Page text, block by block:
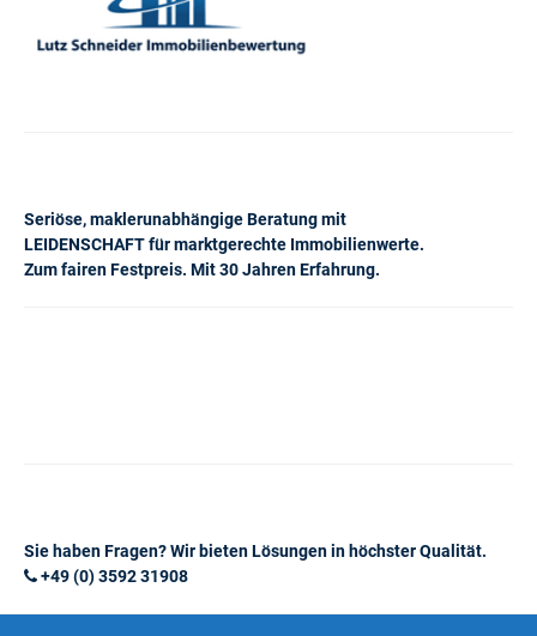
Seriöse, maklerunabhängige Beratung mit
LEIDENSCHAFT für marktgerechte Immobilienwerte.
Zum fairen Festpreis. Mit 30 Jahren Erfahrung.
Sie haben Fragen? Wir bieten Lösungen in höchster Qualität.
+49 (0) 3592 31908